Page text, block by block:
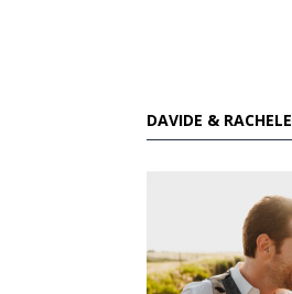
DAVIDE & RACHELE